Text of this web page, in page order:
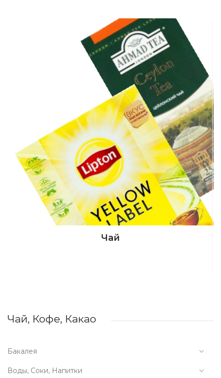
Чай
Чай, Кофе, Какао
Бакалея
Воды, Соки, Напитки